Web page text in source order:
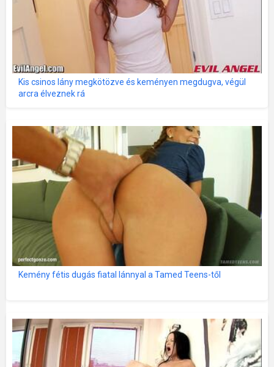
Kis csinos lány megkötözve és keményen megdugva, végül
arcra élveznek rá
Kemény fétis dugás fiatal lánnyal a Tamed Teens-től